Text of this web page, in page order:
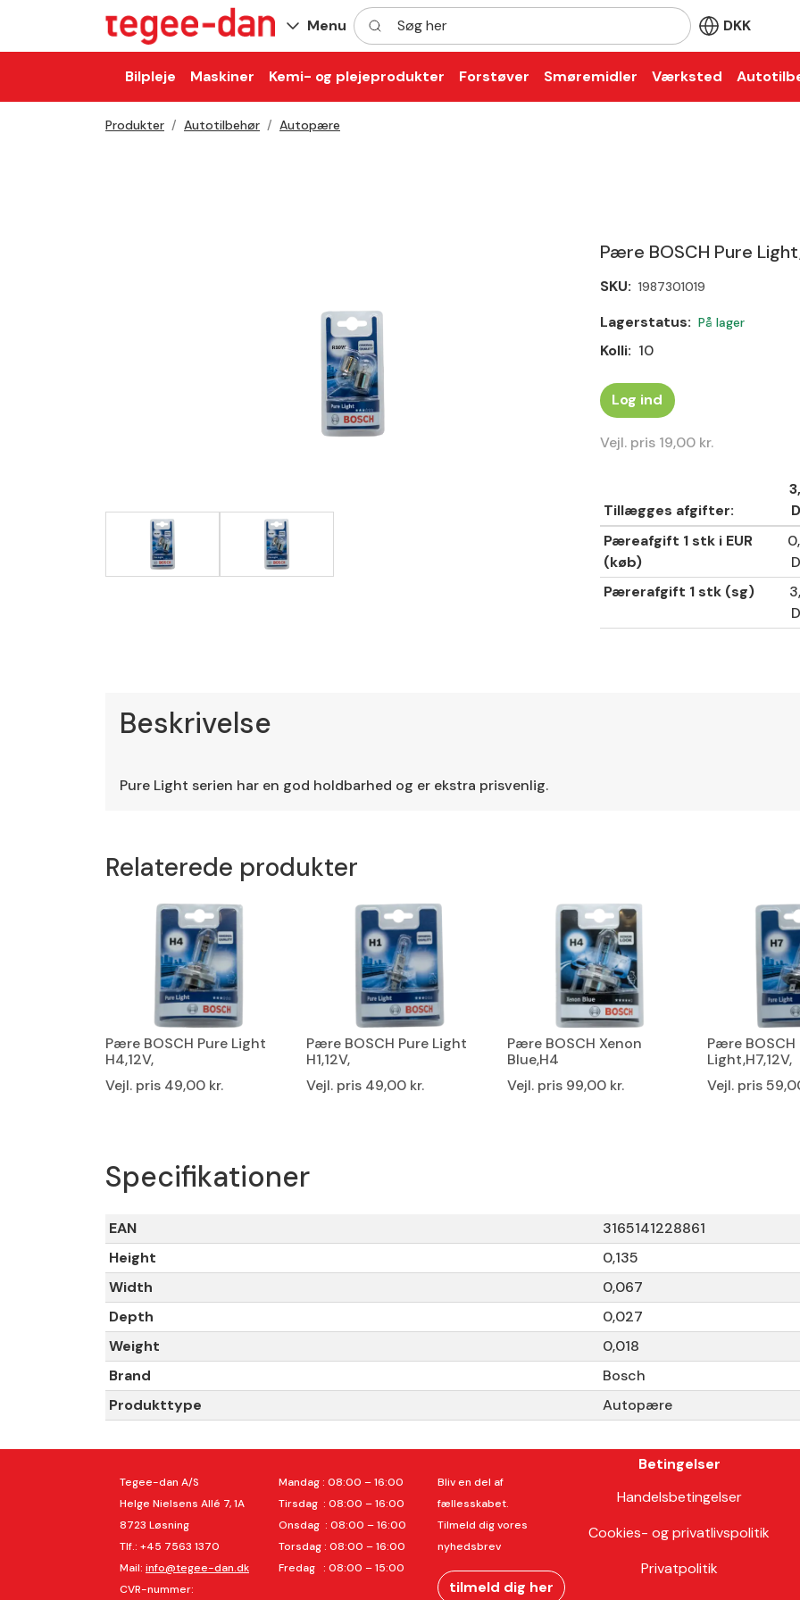
Menu Søg her DKK
Bilpleje Maskiner Kemi- og plejeprodukter Forstøver Smøremidler Værksted
Produkter Autotilbehør Autopære
Pære BOSCH Pure
SKU: 1987301019
Lagerstatus: På lager
Kolli: 10
Log ind
Vejl. pris 19,00 kr.
Tillægges afgifter:
Pæreafgift 1 stk i EUR
(køb)
Pærerafgift 1 stk (sg)
Beskrivelse
Pure Light serien har en god holdbarhed og er ekstra prisvenlig.
Relaterede produkter
Pære BOSCH Pure Light
H4,12V,
Vejl. pris 49,00 kr.
Pære BOSCH Pure Light
H1,12V,
Vejl. pris 49,00 kr.
Pære BOSCH Xenon
Blue,H4
Vejl. pris 99,00 kr.
Pære BOSCH
Light,H7,12V,
Vejl. pris
Specifikationer
EAN
3165141228861
Height
0,135
Width
0,067
Depth
0,027
Weight
0,018
Brand
Bosch
Produkttype
Autopære
Tegee-dan A/S
Helge Nielsens Allé 7, 1A
8723 Løsning
Tlf.: +45 7563 1370
Mail: info@tegee-dan.dk
CVR-nummer:
Mandag : 08:00 – 16:00
Tirsdag : 08:00 – 16:00
Onsdag : 08:00 – 16:00
Torsdag : 08:00 – 16:00
Fredag : 08:00 – 15:00
Bliv en del af
fællesskabet.
Tilmeld dig vores
nyhedsbrev
tilmeld dig her
Betingelser
Handelsbetingelser
Cookies- og privatlivspolitik
Privatpolitik